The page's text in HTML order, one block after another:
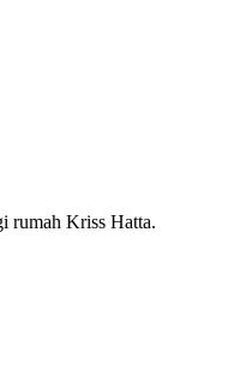
rumah Kriss Hatta.